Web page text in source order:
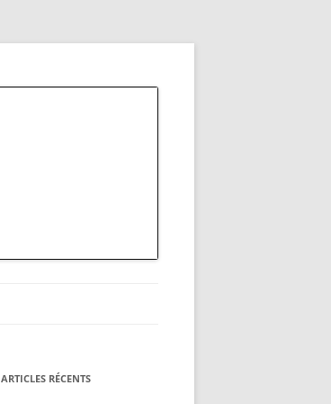
ARTICLES RÉCENTS